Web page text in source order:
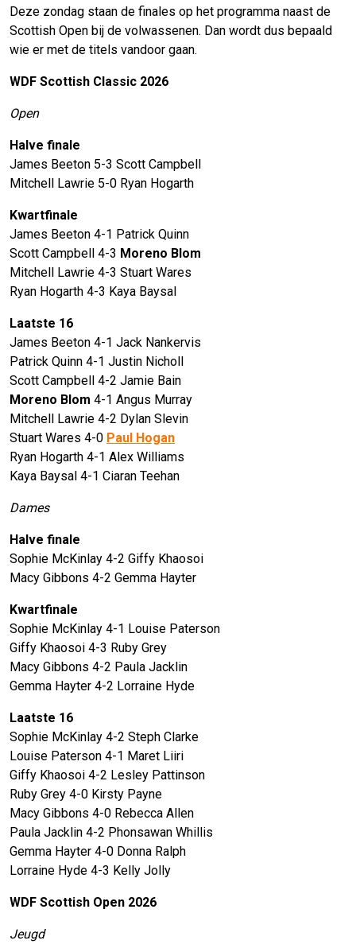
Deze zondag staan de finales op het programma naast de
Scottish Open bij de volwassenen. Dan wordt dus bepaald
wie er met de titels vandoor gaan.
WDF Scottish Classic 2026
Open
Halve finale
James Beeton 5-3 Scott Campbell
Mitchell Lawrie 5-0 Ryan Hogarth
Kwartfinale
James Beeton 4-1 Patrick Quinn
Scott Campbell 4-3 Moreno Blom
Mitchell Lawrie 4-3 Stuart Wares
Ryan Hogarth 4-3 Kaya Baysal
Laatste 16
James Beeton 4-1 Jack Nankervis
Patrick Quinn 4-1 Justin Nicholl
Scott Campbell 4-2 Jamie Bain
Moreno Blom 4-1 Angus Murray
Mitchell Lawrie 4-2 Dylan Slevin
Stuart Wares 4-0 Paul Hogan
Ryan Hogarth 4-1 Alex Williams
Kaya Baysal 4-1 Ciaran Teehan
Dames
Halve finale
Sophie McKinlay 4-2 Giffy Khaosoi
Macy Gibbons 4-2 Gemma Hayter
Kwartfinale
Sophie McKinlay 4-1 Louise Paterson
Giffy Khaosoi 4-3 Ruby Grey
Macy Gibbons 4-2 Paula Jacklin
Gemma Hayter 4-2 Lorraine Hyde
Laatste 16
Sophie McKinlay 4-2 Steph Clarke
Louise Paterson 4-1 Maret Liiri
Giffy Khaosoi 4-2 Lesley Pattinson
Ruby Grey 4-0 Kirsty Payne
Macy Gibbons 4-0 Rebecca Allen
Paula Jacklin 4-2 Phonsawan Whillis
Gemma Hayter 4-0 Donna Ralph
Lorraine Hyde 4-3 Kelly Jolly
WDF Scottish Open 2026
Jeugd